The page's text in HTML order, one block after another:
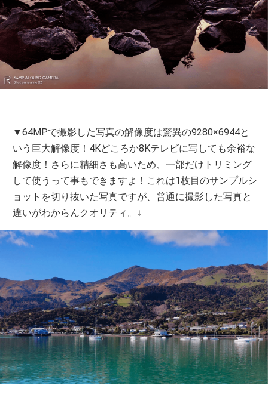
▼64MPで撮影した写真の解像度は驚異の9280×6944と
いう巨大解像度！4Kどころか8Kテレビに写しても余裕な
解像度！さらに精細さも高いため、一部だけトリミング
して使うって事もできますよ！これは1枚目のサンプルシ
ョットを切り抜いた写真ですが、普通に撮影した写真と
違いがわからんクオリティ。↓